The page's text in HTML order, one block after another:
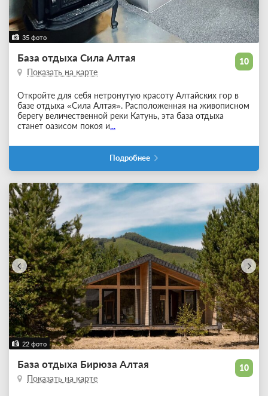
35 фото
10
База отдыха Сила Алтая
Показать на карте
Откройте для себя нетронутую красоту Алтайских гор в
базе отдыха «Сила Алтая». Расположенная на живописном
берегу величественной реки Катунь, эта база отдыха
станет оазисом покоя и...
Подробнее
22 фото
10
База отдыха Бирюза Алтая
Показать на карте